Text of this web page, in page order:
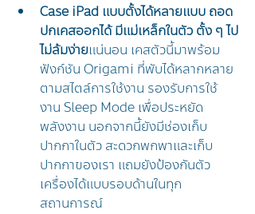
Case iPad แบบตั้งได้หลายแบบ ถอด
ปกเคสออกได้ มีแม่เหล็กในตัว ตั้ง ๆ ไป
ไม่ล้มง่ายแน่นอน เคสตัวนี้มาพร้อม
ฟังก์ชัน Origami ที่พับได้หลากหลาย
ตามสไตล์การใช้งาน รองรับการใช้
งาน Sleep Mode เพื่อประหยัด
พลังงาน นอกจากนี้ยังมีช่องเก็บ
ปากกาในตัว สะดวกพกพาและเก็บ
ปากกาของเรา แถมยังป้องกันตัว
เครื่องได้แบบรอบด้านในทุก
สถานการณ์